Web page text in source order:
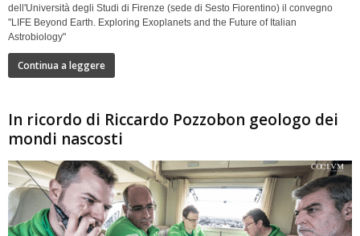
dell'Università degli Studi di Firenze (sede di Sesto Fiorentino) il convegno
"LIFE Beyond Earth. Exploring Exoplanets and the Future of Italian
Astrobiology"
Continua a leggere
In ricordo di Riccardo Pozzobon geologo dei
mondi nascosti